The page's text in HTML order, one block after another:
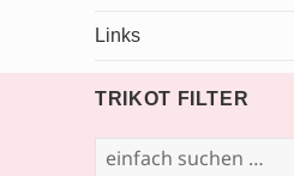
Links
TRIKOT FILTER